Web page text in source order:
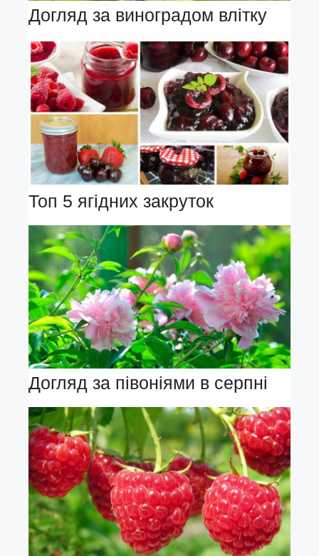
Догляд за виноградом влітку
Топ 5 ягідних закруток
Догляд за півоніями в серпні